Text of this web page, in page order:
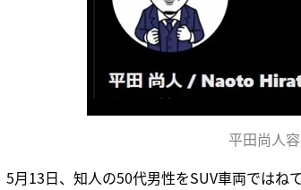
平田尚人
5月13日、知人の50代男性をSUV車両ではね